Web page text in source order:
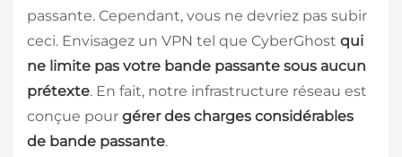
passante. Cependant, vous ne devriez pas subir
ceci. Envisagez un VPN tel que CyberGhost qui
ne limite pas votre bande passante sous aucun
prétexte. En fait, notre infrastructure réseau est
conçue pour gérer des charges considérables
de bande passante.